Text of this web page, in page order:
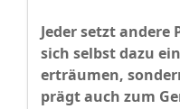
Jeder setzt
sich selbst dazu
erträumen,
prägt auch zum